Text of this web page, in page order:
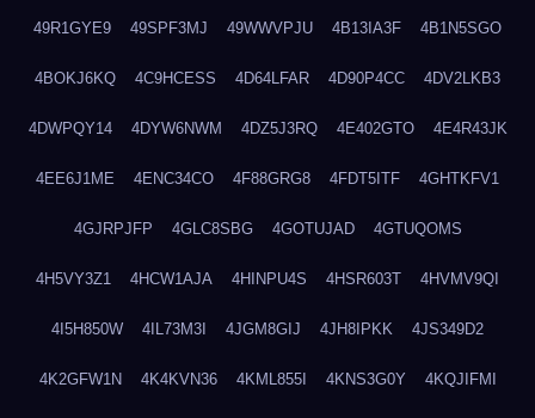
49R1GYE9 49SPF3MJ 49WWVPJU 4B13IA3F 4B1N5SGO
4BOKJ6KQ 4C9HCESS 4D64LFAR 4D90P4CC 4DV2LKB3
4DWPQY14 4DYW6NWM 4DZ5J3RQ 4E402GTO 4E4R43JK
4EE6J1ME 4ENC34CO 4F88GRG8 4FDT5ITF 4GHTKFV1
4GJRPJFP 4GLC8SBG 4GOTUJAD 4GTUQOMS
4H5VY3Z1 4HCW1AJA 4HINPU4S 4HSR603T 4HVMV9QI
4I5H850W 4IL73M3I 4JGM8GIJ 4JH8IPKK 4JS349D2
4K2GFW1N 4K4KVN36 4KML855I 4KNS3G0Y 4KQJIFMI